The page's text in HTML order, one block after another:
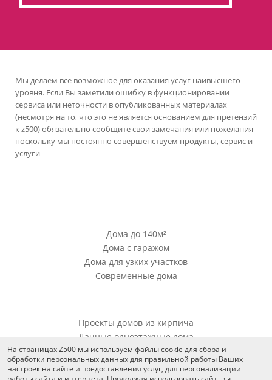
Мы делаем все возможное для оказания услуг наивысшего
уровня. Если Вы заметили ошибку в функционировании
сервиса или неточности в опубликованных материалах
(несмотря на то, что это не является основанием для претензий
к z500) обязательно сообщите свои замечания или пожелания
поскольку мы постоянно совершенствуем продукты, сервис и
услуги
Дома до 140м²
Дома с гаражом
Дома для узких участков
Современные дома
Проекты домов из кирпича
Дачные одноэтажные дома
Дополнения
На страницах Z500 мы используем файлы cookie для сбора и
обработки персональных данных для правильной работы Ваших
настроек на сайте и предоставления услуг, для персонализации